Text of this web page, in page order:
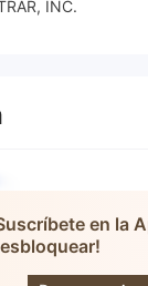
INC.
en la
Seventy